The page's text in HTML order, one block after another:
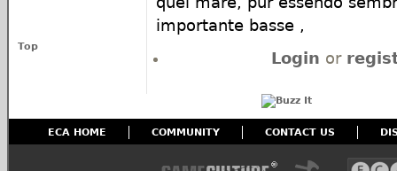
importante basse ,
Top
Login or
ECA HOME COMMUNITY CONTACT US